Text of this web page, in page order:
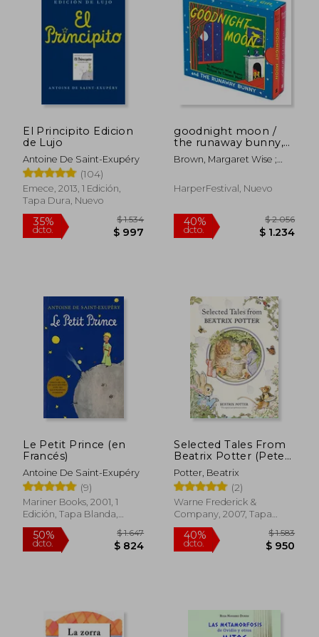
dcto. $ 672 dcto.
El Principito Edicion
de Lujo
Antoine De Saint-Exupéry
(104)
Emece, 2013, 1 Edición,
Tapa Dura, Nuevo
35%
dcto. $ 997
goodnight moon /
the runaway bunny,a
baby´s gift (en
Inglés)
Brown, Margaret Wise ;
HarperFestival, Nuevo
40%
dcto. $
Le Petit Prince (en
Francés)
Antoine De Saint-Exupéry
(9)
Mariner Books, 2001, 1
Edición, Tapa Blanda,
Nuevo
Selected Tales From
Beatrix Potter (Peter
Rabbit) (en Inglés)
Potter, Beatrix
(2)
Warne Frederick &
Company, 2007, Tapa
Dura, Nuevo